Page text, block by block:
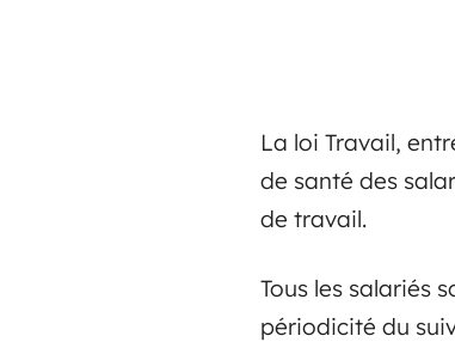
La loi Travail,
de santé des
de travail.
Tous les salariés
périodicité du